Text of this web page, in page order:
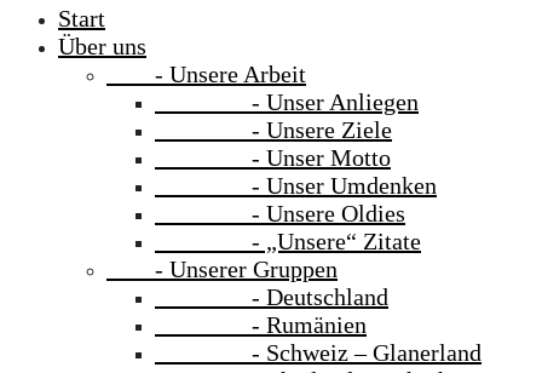
Start
Über uns
- Unsere Arbeit
- Unser Anliegen
- Unsere Ziele
- Unser Motto
- Unser Umdenken
- Unsere Oldies
- „Unsere“ Zitate
- Unserer Gruppen
- Deutschland
- Rumänien
- Schweiz – Glanerland